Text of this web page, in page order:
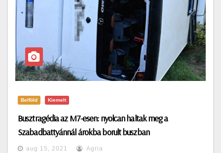
Belföld Kiemelt
Busztragédia az M7-esen: nyolcan haltak meg a
Szabadbattyánnál árokba borult buszban
aug 15, 2021 Agria